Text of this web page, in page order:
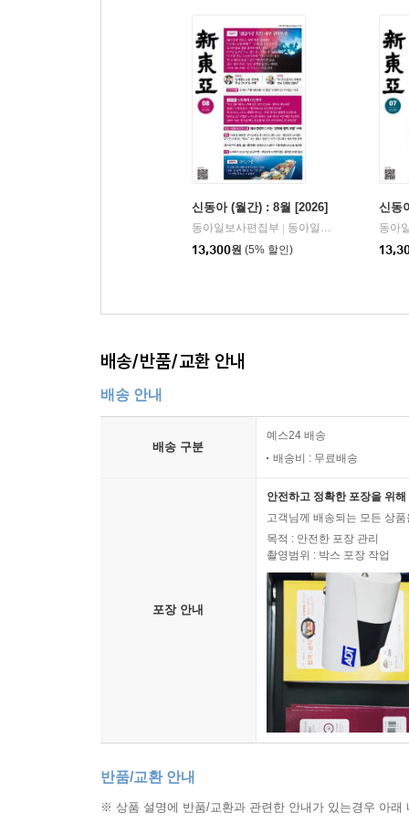
신동아 (월간) : 8월 [2026]
동아일보사편집부
동아일보사
13,300원 (5% 할인)
신동
동아
배송/반품/교환 안내
배송 안내
배송 구분
예스24 배송
배송비 : 무료배송
포장 안내
안전하고 정확한 포장을 위
고객님께 배송되는 모든 상
목적 : 안전한 포장 관리
촬영범위 : 박스 포장 작업
반품/교환 안내
※ 상품 설명에 반품/교환과 관련한 안내가 있는경우 아